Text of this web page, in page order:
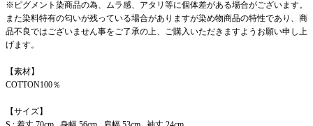
※ピグメント染商品の為、ムラ感、アタリ等に個体差がある場合がございます。
また染料特有の匂いが残っている場合がありますが染め物商品の特性であり、商
品不良ではございません事をご了承の上、ご購入いただきますようお願い申し上
げます。
【素材】
COTTON100％
【サイズ】